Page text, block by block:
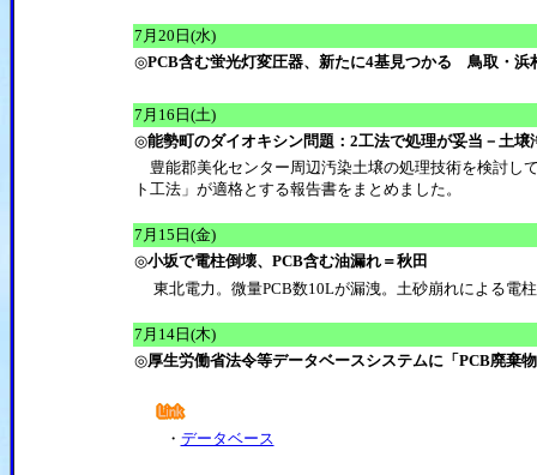
7月20日(水)
◎PCB含む蛍光灯変圧器、新たに4基見つかる 鳥取・浜
7月16日(土)
◎能勢町のダイオキシン問題：2工法で処理が妥当－土壌
豊能郡美化センター周辺汚染土壌の処理技術を検討し
ト工法」が適格とする報告書をまとめました。
7月15日(金)
◎小坂で電柱倒壊、PCB含む油漏れ＝秋田
東北電力。微量PCB数10Lが漏洩。土砂崩れによる電
7月14日(木)
◎厚生労働省法令等データベースシステムに「PCB廃棄
・ データベース